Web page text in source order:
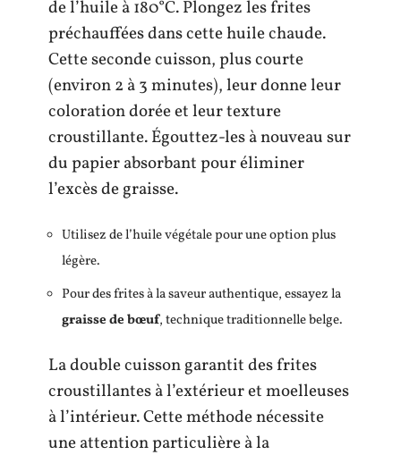
de l’huile à 180°C. Plongez les frites
préchauffées dans cette huile chaude.
Cette seconde cuisson, plus courte
(environ 2 à 3 minutes), leur donne leur
coloration dorée et leur texture
croustillante. Égouttez-les à nouveau sur
du papier absorbant pour éliminer
l’excès de graisse.
Utilisez de l’huile végétale pour une option plus
légère.
Pour des frites à la saveur authentique, essayez la
graisse de bœuf, technique traditionnelle belge.
La double cuisson garantit des frites
croustillantes à l’extérieur et moelleuses
à l’intérieur. Cette méthode nécessite
une attention particulière à la